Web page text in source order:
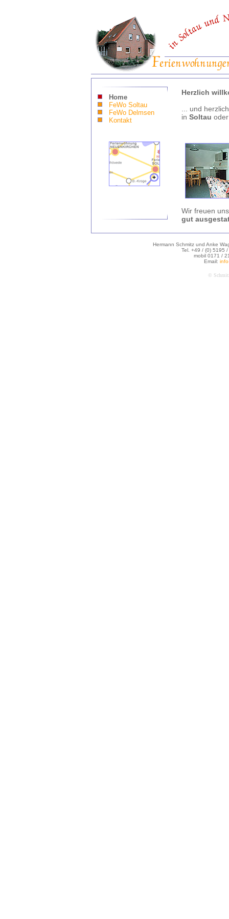
Home
FeWo Soltau
FeWo Delmsen
Kontakt
Herzlich
... und
in Soltau
Wir freuen
gut
Hermann Schmitz und Anke
Tel. +49 / (0) 5195
mobil 0171 /
Email:
©